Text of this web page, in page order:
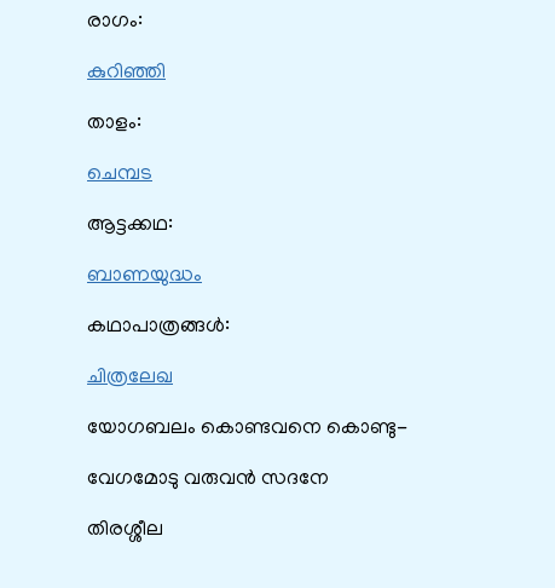
രാഗം:
കുറിഞ്ഞി
താളം:
ചെമ്പട
ആട്ടക്കഥ:
ബാണയുദ്ധം
കഥാപാത്രങ്ങൾ:
ചിത്രലേഖ
യോഗബലം കൊണ്ടവനെ കൊണ്ടു-
വേഗമോടു വരുവൻ സദനേ
തിരശ്ശീല